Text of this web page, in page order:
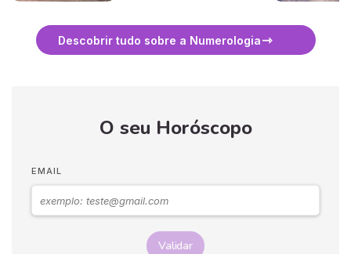
decisões libertadoras. Um
do que será feita a época
estival graças às previsões
segredos do verão. Só falta
Descobrir tudo sobre a Numerologia
O seu Horóscopo
EMAIL
Validar